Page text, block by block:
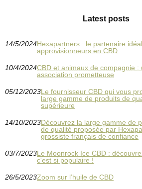
Latest posts
14/5/2024Hexapartners : le partenaire
approvisionneurs en CBD
10/4/2024CBD et animaux de compagnie :
association prometteuse
05/12/2023Le fournisseur CBD qui vous
large gamme de produits de
supérieure
14/10/2023Découvrez la large gamme de
de qualité proposée par
grossiste français de confiance
03/7/2023Le Moonrock Ice CBD :
c'est si populaire !
26/5/2023Zoom sur l’huile de CBD